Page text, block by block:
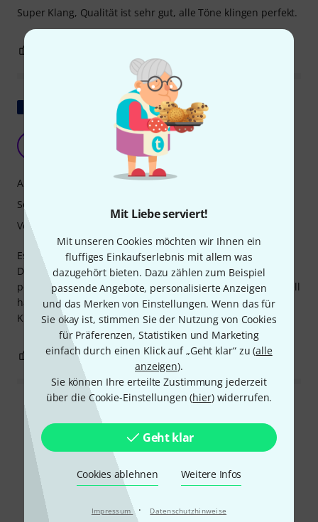
Mit Liebe serviert!
Mit unseren Cookies möchten wir Ihnen ein
fluffiges Einkaufserlebnis mit allem was
dazugehört bieten. Dazu zählen zum Beispiel
passende Angebote, personalisierte Anzeigen
und das Merken von Einstellungen. Wenn das für
Sie okay ist, stimmen Sie der Nutzung von Cookies
für Präferenzen, Statistiken und Marketing
einfach durch einen Klick auf „Geht klar“ zu (alle
anzeigen).
Sie können Ihre erteilte Zustimmung jederzeit
über die Cookie-Einstellungen (hier) widerrufen.
Geht klar
Cookies ablehnen Weitere Infos
Impressum · Datenschutzhinweise
Super Klang, Qualität ist sehr gut, alle Töne klingen perfekt.
Original zeigen
Perfekte Klang- und Verarbeitungsqualität
Mr Benoit Ory 05.11.2018
Es gibt keinerlei Intonationsprobleme, da es stimmbar ist.
Die Verarbeitungsqualität ist exzellent, inklusive eines
perfekten kleinen Lederkabels. Im Vergleich zum DW-Modell
habe ich mich ohne Zögern für dieses entschieden. Der
Klang ist perfekt.
Ansprache
Sound
Verarbeitung
0 BEWERTUNG MELDEN
Alle Bewertungen lesen
Schon gewusst?
Alle Ratgeber